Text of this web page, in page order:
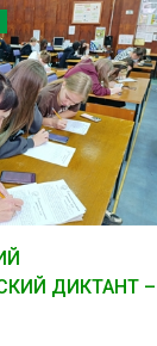
ДИКТАНТ –